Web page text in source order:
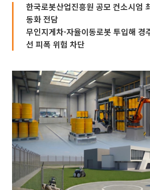
한국로봇산업진흥원 공모 컨소시엄
동화 전담
무인지게차·자율이동로봇 투입해 경
선 피폭 위험 차단